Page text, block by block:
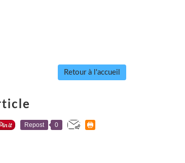
Retour à l'accueil
Repost 0